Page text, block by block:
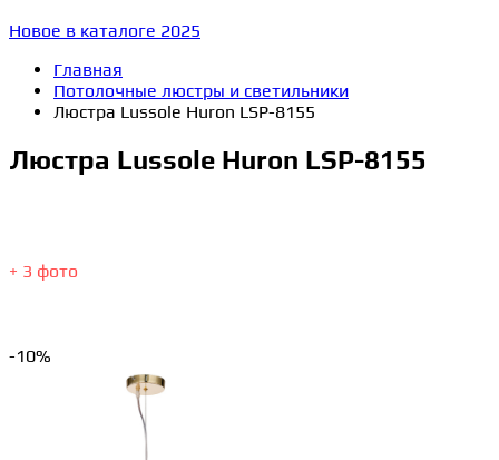
Новое в каталоге 2025
Главная
Потолочные люстры и светильники
Люстра Lussole Huron LSP-8155
Люстра Lussole Huron LSP-8155
+ 3 фото
-10%